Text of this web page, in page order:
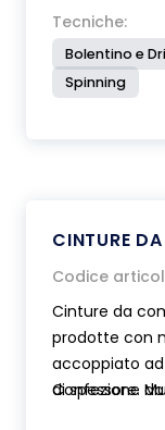
Tecniche:
Bolentino e
Spinning
CINTURE
Codice
Cinture da
prodotte con
accoppiato
di spessore.
Confezione da